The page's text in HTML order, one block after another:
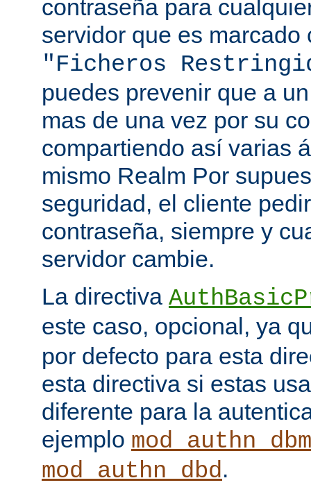
contraseña para
servidor que es marcado
"Ficheros
puedes prevenir que a
mas de una vez por su
compartiendo así varias
mismo Realm Por
seguridad, el cliente
contraseña, siempre y
servidor cambie.
La directiva
este caso, opcional, ya
por defecto para esta
esta directiva si estas
diferente para la
ejemplo mod_authn_dbm
mod_authn_dbd.